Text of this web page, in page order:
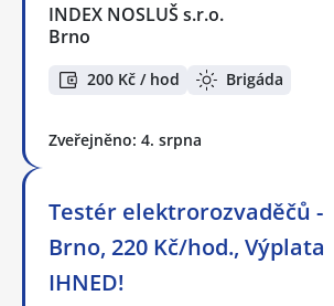
INDEX NOSLUŠ s.r.o.
Brno
200 Kč / hod Brigáda
Zveřejněno: 4. srpna
Testér elektrorozvaděčů -
Brno, 220 Kč/hod., Výplata
IHNED!